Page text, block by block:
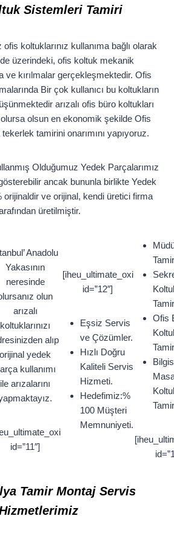
Sistemleri Tamiri
koltuklarınız kullanıma bağlı olarak
üzerindeki, ofis koltuk mekanik
ve kırılmalar gerçekleşmektedir. Ofis
Bir çok kullanıcı bu koltukların
arızalı ofis büro koltukları
olsun en ekonomik şekilde Ofis
tamirini onarımını yapıyoruz.
Olduğumuz Yedek Parçalarımız
ancak bununla birlikte Yedek
orijinaldir ve orijinal, kendi üretici firma
üretilmiştir.
Anadolu
Yakasının
neresinde
olun
arızalı
koltuklarınızı
alıp
orijinal yedek
kullanımı
ile arızalarını
id=”11″]
[iheu_ultimate_oxi
id=”12″]
Eşsiz Servis
ve Çözümler.
Hızlı Doğru
Kaliteli Servis
Hizmeti.
Hedefimiz:%
100 Müşteri
Memnuniyeti.
Ofis
Tamir Montaj Servis